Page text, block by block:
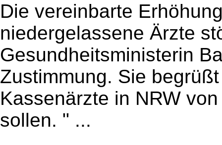
Die vereinbarte
niedergelassene Ärzte
Gesundheitsministerin
Zustimmung. Sie
Kassenärzte in NRW
sollen. " ...